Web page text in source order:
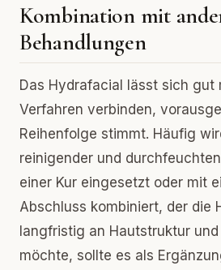
Kombination mit
Behandlungen
Das Hydrafacial lässt sich gut
Verfahren verbinden,
Reihenfolge stimmt. Häufig
reinigender und
einer Kur eingesetzt oder mit
Abschluss kombiniert, der die
langfristig an Hautstruktur
möchte, sollte es als